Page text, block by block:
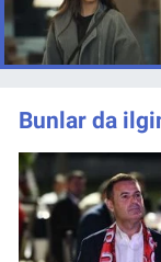
Bunlar da